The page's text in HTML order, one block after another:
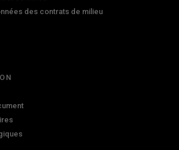
des contrats de milieu